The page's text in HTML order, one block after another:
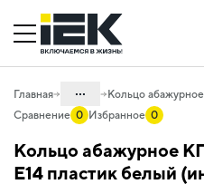
Главная ...
10. Светотехника
Сравнение 0 Избранное 0
Кольцо абажурное
Е14 пластик белый